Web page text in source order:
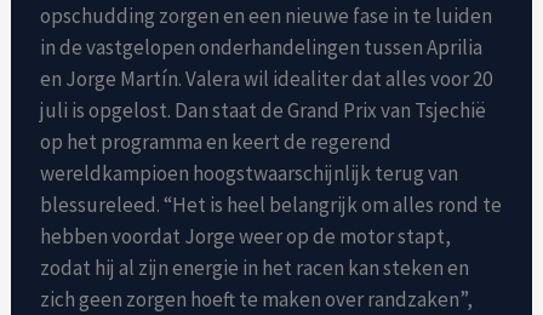
opschudding zorgen en een nieuwe fase in te luiden
in de vastgelopen onderhandelingen tussen Aprilia
en Jorge Martín. Valera wil idealiter dat alles voor 20
juli is opgelost. Dan staat de Grand Prix van Tsjechië
op het programma en keert de regerend
wereldkampioen hoogstwaarschijnlijk terug van
blessureleed. “Het is heel belangrijk om alles rond te
hebben voordat Jorge weer op de motor stapt,
zodat hij al zijn energie in het racen kan steken en
zich geen zorgen hoeft te maken over randzaken”,